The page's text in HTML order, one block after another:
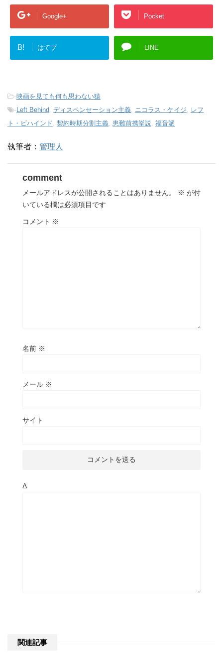
Google+ Pocket
B! はてブ LINE
-映画を見ても何も思わない猿
-Left Behind ディスペンセーション主義 ニコラス・ケイジ
レフ
ト・ビハインド 契約時期分割主義 患難前携挙説 福音派
執筆者： 管理人
comment
メールアドレスが公開されることはありません。 ※ が付
いている欄は必須項目です
コメント ※
名前 ※
メール ※
サイト
Δ
関連記事